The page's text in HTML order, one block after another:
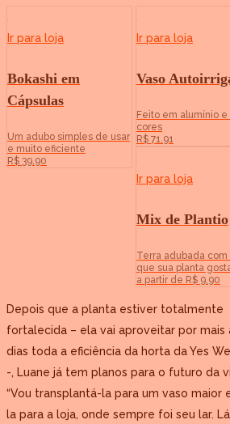
Ir para loja
Bokashi em
Cápsulas
Um adubo simples de usar
e muito eficiente
R$ 39,90
Ir para loja
Vaso
Feito em alumínio e
cores
R$ 71,91
Ir para loja
Mix de Plantio
Terra adubada com
que sua planta
a partir de R$ 9,90
Depois que a planta estiver totalmente
fortalecida – ela vai aproveitar por mais
dias toda a eficiência da horta da Yes
-, Luane já tem planos para o futuro da
“Vou transplantá-la para um vaso maior
la para a loja, onde sempre foi seu lar.